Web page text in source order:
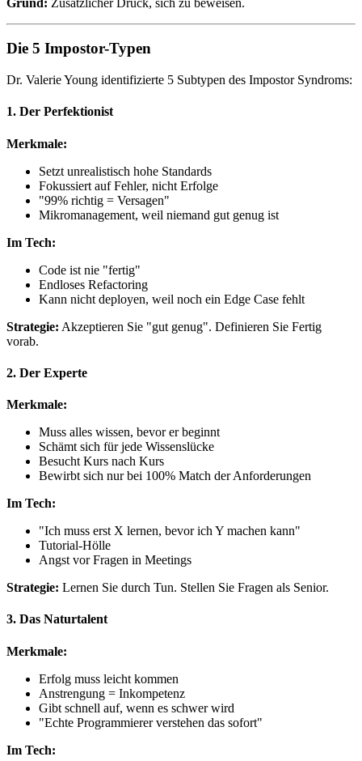
Die 5 Impostor-Typen
Dr. Valerie Young identifizierte 5 Subtypen des Impostor Syndroms:
1. Der Perfektionist
Merkmale:
Setzt unrealistisch hohe Standards
Fokussiert auf Fehler, nicht Erfolge
"99% richtig = Versagen"
Mikromanagement, weil niemand gut genug ist
Im Tech:
Code ist nie "fertig"
Endloses Refactoring
Kann nicht deployen, weil noch ein Edge Case fehlt
Strategie: Akzeptieren Sie "gut genug". Definieren Sie Fertig
vorab.
2. Der Experte
Merkmale:
Muss alles wissen, bevor er beginnt
Schämt sich für jede Wissenslücke
Besucht Kurs nach Kurs
Bewirbt sich nur bei 100% Match der Anforderungen
Im Tech:
"Ich muss erst X lernen, bevor ich Y machen kann"
Tutorial-Hölle
Angst vor Fragen in Meetings
Strategie: Lernen Sie durch Tun. Stellen Sie Fragen als Senior.
3. Das Naturtalent
Merkmale:
Erfolg muss leicht kommen
Anstrengung = Inkompetenz
Gibt schnell auf, wenn es schwer wird
"Echte Programmierer verstehen das sofort"
Im Tech: